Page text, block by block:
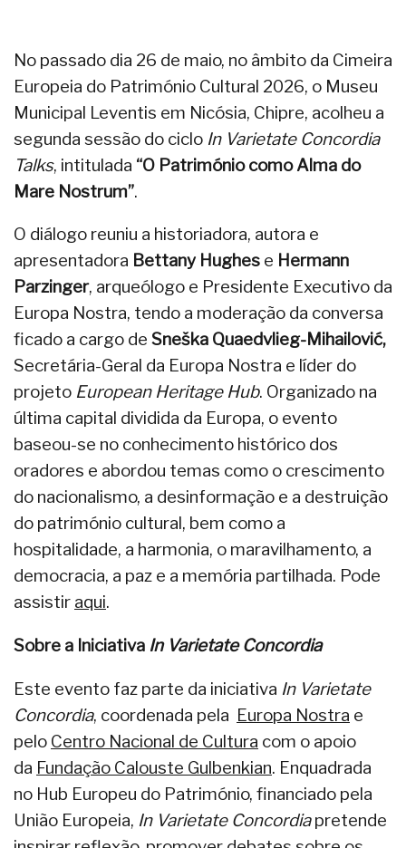
No passado dia 26 de maio, no âmbito da Cimeira
Europeia do Património Cultural 2026, o Museu
Municipal Leventis em Nicósia, Chipre, acolheu a
segunda sessão do ciclo In Varietate Concordia
Talks, intitulada “O Património como Alma do
Mare Nostrum”.
O diálogo reuniu a historiadora, autora e
apresentadora Bettany Hughes e Hermann
Parzinger, arqueólogo e Presidente Executivo da
Europa Nostra, tendo a moderação da conversa
ficado a cargo de Sneška Quaedvlieg-Mihailović,
Secretária-Geral da Europa Nostra e líder do
projeto European Heritage Hub. Organizado na
última capital dividida da Europa, o evento
baseou-se no conhecimento histórico dos
oradores e abordou temas como o crescimento
do nacionalismo, a desinformação e a destruição
do património cultural, bem como a
hospitalidade, a harmonia, o maravilhamento, a
democracia, a paz e a memória partilhada. Pode
assistir aqui.
Sobre a Iniciativa In Varietate Concordia
Este evento faz parte da iniciativa In Varietate
Concordia, coordenada pela Europa Nostra e
pelo Centro Nacional de Cultura com o apoio
da Fundação Calouste Gulbenkian. Enquadrada
no Hub Europeu do Património, financiado pela
União Europeia, In Varietate Concordiapretende